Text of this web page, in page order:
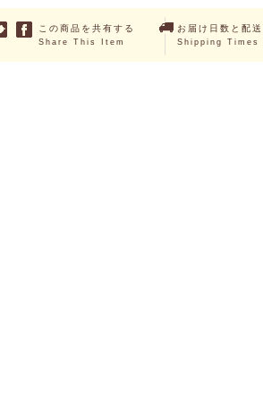
この商品を共有する
Share This Item
お届け日数と配
Shipping Times